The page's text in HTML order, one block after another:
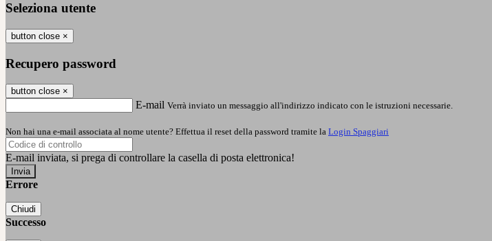
Seleziona utente
button close ×
Recupero password
button close ×
E-mail Verrà inviato un messaggio all'indirizzo indicato con le istruzioni necessarie.
Non hai una e-mail associata al nome utente? Effettua il reset della password tramite la Login Spaggiari
E-mail inviata, si prega di controllare la casella di posta elettronica!
Errore
Chiudi
Successo